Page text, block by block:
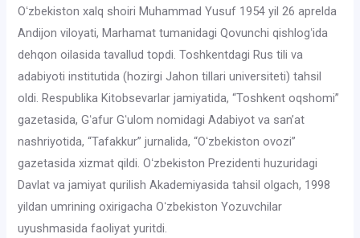
Oʻzbekiston xalq shoiri Muhammad Yusuf 1954 yil 26 aprelda
Andijon viloyati, Marhamat tumanidagi Qovunchi qishlogʻida
dehqon oilasida tavallud topdi. Toshkentdagi Rus tili va
adabiyoti institutida (hozirgi Jahon tillari universiteti) tahsil
oldi. Respublika Kitobsevarlar jamiyatida, “Toshkent oqshomi”
gazetasida, Gʻafur Gʻulom nomidagi Adabiyot va sanʼat
nashriyotida, “Tafakkur” jurnalida, “Oʻzbekiston ovozi”
gazetasida xizmat qildi. Oʻzbekiston Prezidenti huzuridagi
Davlat va jamiyat qurilish Akademiyasida tahsil olgach, 1998
yildan umrining oxirigacha Oʻzbekiston Yozuvchilar
uyushmasida faoliyat yuritdi.